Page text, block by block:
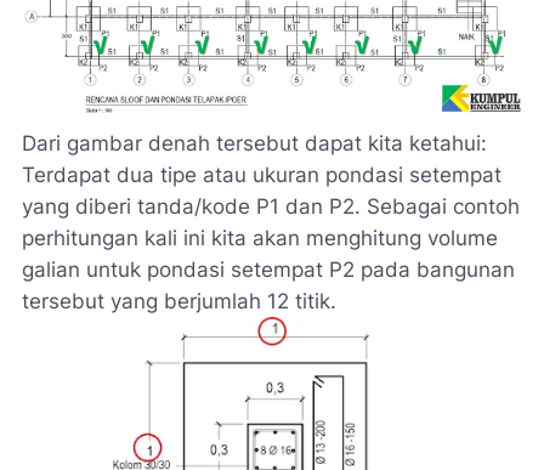
Dari gambar denah tersebut dapat kita ketahui:
Terdapat dua tipe atau ukuran pondasi setempat
yang diberi tanda/kode P1 dan P2. Sebagai contoh
perhitungan kali ini kita akan menghitung volume
galian untuk pondasi setempat P2 pada bangunan
tersebut yang berjumlah 12 titik.